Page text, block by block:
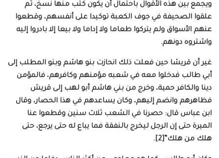
ويجمع بين هذه الأقوال باحتمال أن يكون كتب منها نسخ، ثم
علقوا الصحيفة في جوف الكعبة توكيدا على أنفسهم، وقطعوا
عنهم الأسواق ولم يتركوا طعاما ولا إداما ولا بيعا إلا بادروا إليه
واشتروه دونهم.
غير أن قريشا حين فعلت ذلك انحازت بنو هاشم وبنو المطلب إلى
أبي طالب فدخلوا معه في شعبه مؤمنهم وكافرهم، فالمؤمن
دينا والكافر حمية، وخرج من بني هاشم أبو لهب إلى قريش
فظاهرهم وانضم إليهم، وكان يساعدهم في هذا الحصار، وقال
ابن عباس قال: حصرنا في الشعب ثلاث سنين وقطعوا عنا
الميرة حتى إن الرجل ليخرج بالنفقة فما يباع له حتى يرجع، حتى
هلك من هلك”[2].